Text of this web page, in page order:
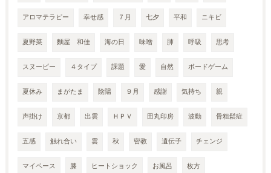
アロマテラピー 幸せ感 ７月 七夕 平和 ニキビ
夏野菜 麵屋 和佳 海の日 味噌 肺 呼吸 思考
スヌーピー ４タイプ 課題 愛 自然 ボードゲーム
夏休み まがたま 陰陽 ９月 感謝 気持ち 親
声掛け 京都 出雲 ＨＰＶ 田丸印房 波動 骨粗鬆症
五感 触れ合い 雲 秋 密教 遺伝子 チェンジ
マイペース 膝 ヒートショック お風呂 枚方